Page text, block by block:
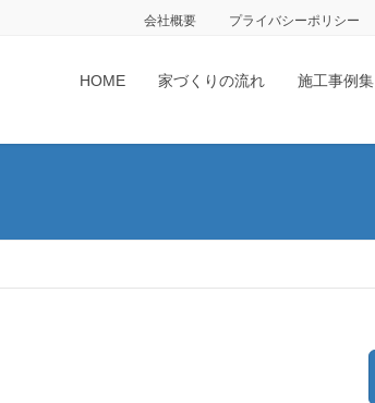
会社概要 プライバシーポリシー
HOME 家づくりの流れ 施工事例集